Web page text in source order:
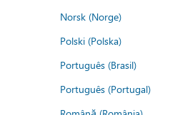
Norsk (Norge)
Polski (Polska)
Português (Brasil)
Português (Portugal)